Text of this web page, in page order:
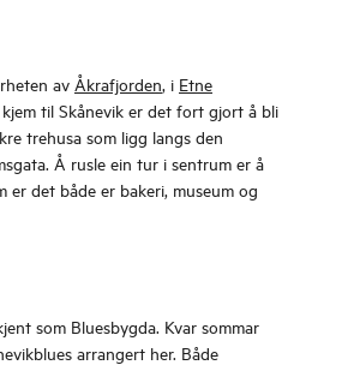
av Åkrafjorden, i Etne
til Skånevik er det fort gjort å bli
trehusa som ligg langs den
Å rusle ein tur i sentrum er å
er det både er bakeri, museum og
som Bluesbygda. Kvar sommar
arrangert her. Både